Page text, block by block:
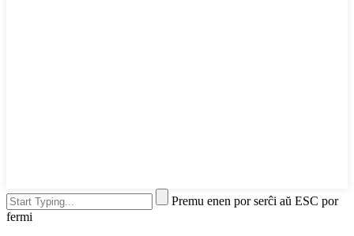
Premu enen por serĉi aŭ ESC por
fermi